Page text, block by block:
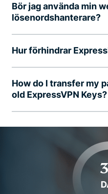
Bör jag använda min
lösenordshanterare?
Hur förhindrar
How do I transfer my
old ExpressVPN Keys?